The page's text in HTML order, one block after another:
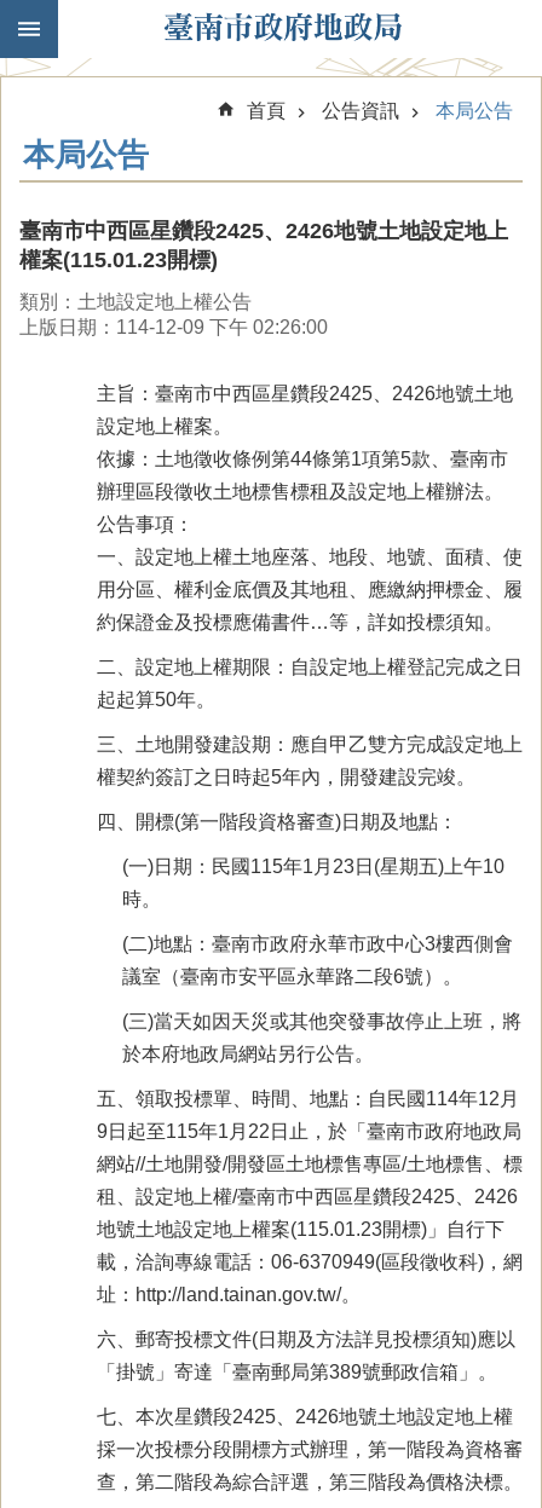
跳到主要內容區塊
首頁 公告資訊 本局公告
本局公告
臺南市中西區星鑽段2425、2426地號土地設定地上
權案(115.01.23開標)
類別：土地設定地上權公告
上版日期：114-12-09 下午 02:26:00
主旨：臺南市中西區星鑽段2425、2426地號土地
設定地上權案。
依據：土地徵收條例第44條第1項第5款、臺南市
辦理區段徵收土地標售標租及設定地上權辦法。
公告事項：
一、設定地上權土地座落、地段、地號、面積、使
用分區、權利金底價及其地租、應繳納押標金、履
約保證金及投標應備書件…等，詳如投標須知。
二、設定地上權期限：自設定地上權登記完成之日
起起算50年。
三、土地開發建設期：應自甲乙雙方完成設定地上
權契約簽訂之日時起5年內，開發建設完竣。
四、開標(第一階段資格審查)日期及地點：
(一)日期：民國115年1月23日(星期五)上午10
時。
(二)地點：臺南市政府永華市政中心3樓西側會
議室（臺南市安平區永華路二段6號）。
(三)當天如因天災或其他突發事故停止上班，將
於本府地政局網站另行公告。
五、領取投標單、時間、地點：自民國114年12月
9日起至115年1月22日止，於「臺南市政府地政局
網站//土地開發/開發區土地標售專區/土地標售、標
租、設定地上權/臺南市中西區星鑽段2425、2426
地號土地設定地上權案(115.01.23開標)」自行下
載，洽詢專線電話：06-6370949(區段徵收科)，網
址：http://land.tainan.gov.tw/。
六、郵寄投標文件(日期及方法詳見投標須知)應以
「掛號」寄達「臺南郵局第389號郵政信箱」。
七、本次星鑽段2425、2426地號土地設定地上權
採一次投標分段開標方式辦理，第一階段為資格審
查，第二階段為綜合評選，第三階段為價格決標。